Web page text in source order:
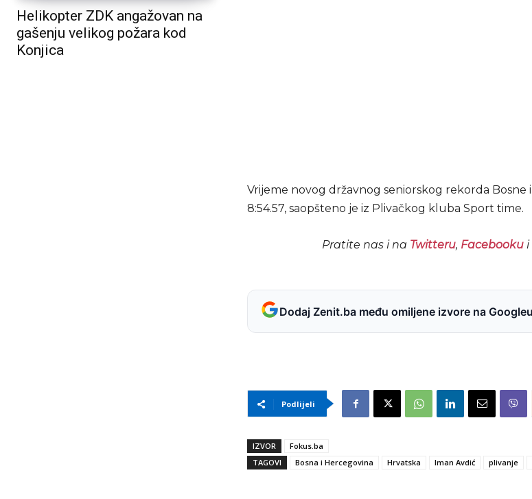
Helikopter ZDK angažovan na
gašenju velikog požara kod
Konjica
Vrijeme novog državnog seniorskog rekorda Bosne
8:54.57, saopšteno je iz Plivačkog kluba Sport time.
Pratite nas i na Twitteru, Facebookui
Dodaj Zenit.ba među omiljene izvore na Googleu
Podlijeli
IZVOR
Fokus.ba
TAGOVI
Bosna i Hercegovina Hrvatska Iman Avdić plivanje